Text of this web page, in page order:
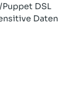
DSL
Daten